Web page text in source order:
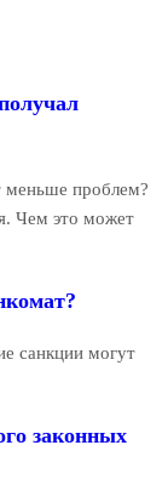
меньше проблем?
Чем это может
санкции могут
законных